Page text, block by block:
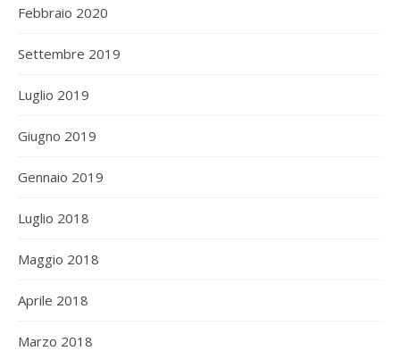
Febbraio 2020
Settembre 2019
Luglio 2019
Giugno 2019
Gennaio 2019
Luglio 2018
Maggio 2018
Aprile 2018
Marzo 2018